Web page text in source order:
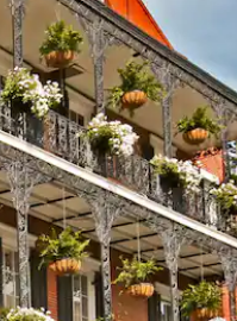
teclado ou tocando e